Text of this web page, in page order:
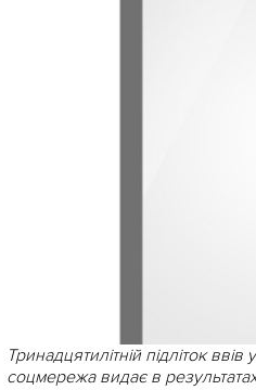
Тринадцятилітній підліток
соцмережа видає в